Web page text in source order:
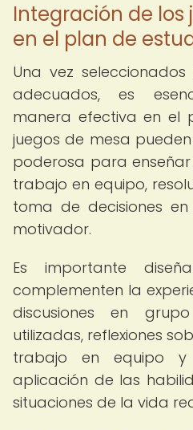
Integración de los
en el plan de
Una vez
adecuados, es
manera efectiva en el
juegos de mesa
poderosa para
trabajo en equipo,
toma de decisiones
motivador.
Es importante
complementen la
discusiones en
utilizadas, reflexiones
trabajo en equipo
aplicación de las
situaciones de la vida